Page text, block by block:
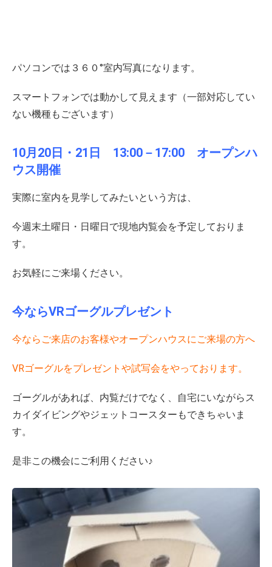
パソコンでは３６０°室内写真になります。
スマートフォンでは動かして見えます（一部対応してい
ない機種もございます）
10月20日・21日 13:00－17:00 オープンハ
ウス開催
実際に室内を見学してみたいという方は、
今週末土曜日・日曜日で現地内覧会を予定しておりま
す。
お気軽にご来場ください。
今ならVRゴーグルプレゼント
今ならご来店のお客様やオープンハウスにご来場の方へ
VRゴーグルをプレゼントや試写会をやっております。
ゴーグルがあれば、内覧だけでなく、自宅にいながらス
カイダイビングやジェットコースターもできちゃいま
す。
是非この機会にご利用ください♪